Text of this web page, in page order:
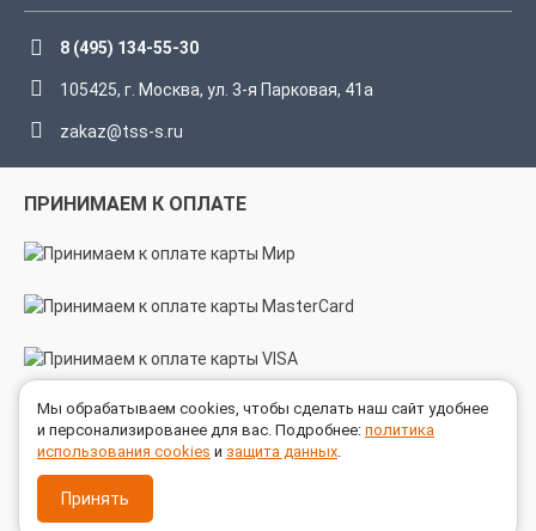
8 (495) 134-55-30
105425, г. Москва, ул. 3-я Парковая, 41а
zakaz@tss-s.ru
ПРИНИМАЕМ К ОПЛАТЕ
МЫ В СОЦСЕТЯХ
Мы обрабатываем cookies, чтобы сделать наш сайт удобнее
и персонализированее для вас. Подробнее: политика
использования cookies и защита данных.
Принять